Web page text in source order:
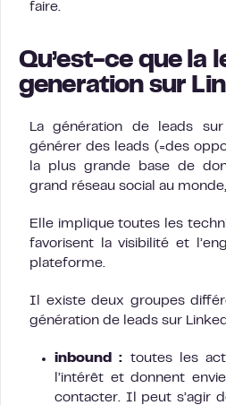
faire.
Qu’est-ce que la
generation sur
La génération de leads
générer des leads (=des
la plus grande base de
grand réseau social au
Elle implique toutes les
favorisent la visibilité et
plateforme.
Il existe deux groupes
génération de leads sur
inbound : toutes les
l’intérêt et donnent
contacter. Il peut s’agir